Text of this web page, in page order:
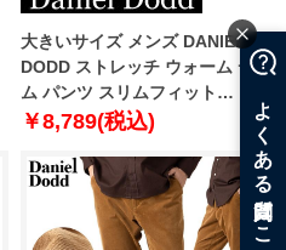
大きいサイズ メンズ DANIEL
DODD ストレッチ ウォーム デニ
ム パンツ スリムフィット
azd220501103s
￥8,789(税込)